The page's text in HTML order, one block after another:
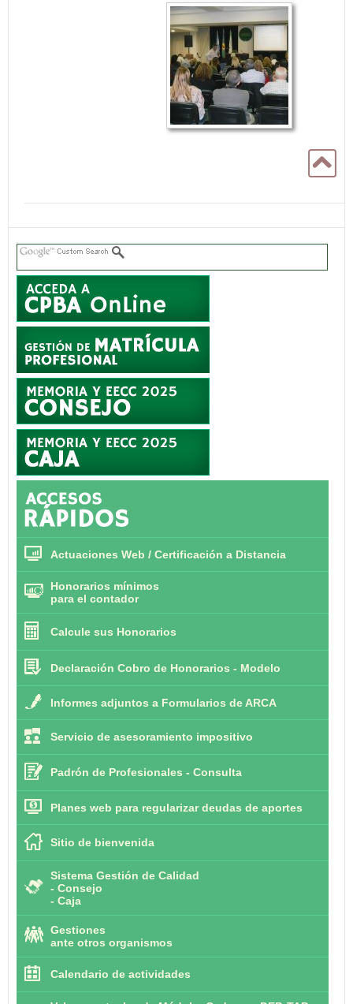
Actuaciones Web / Certificación a Distancia
Honorarios mínimos
para el contador
Calcule sus Honorarios
Declaración Cobro de Honorarios - Modelo
Informes adjuntos a Formularios de ARCA
Servicio de asesoramiento impositivo
Padrón de Profesionales - Consulta
Planes web para regularizar deudas de aportes
Sitio de bienvenida
Sistema Gestión de Calidad
- Consejo
- Caja
Gestiones
ante otros organismos
Calendario de actividades